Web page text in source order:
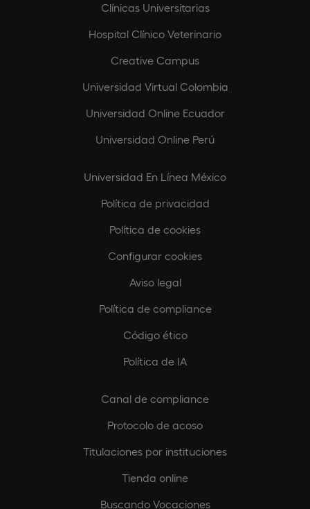
Clínicas Universitarias
Hospital Clínico Veterinario
Creative Campus
Universidad Virtual Colombia
Universidad Online Ecuador
Universidad Online Perú
Universidad En Línea México
Política de privacidad
Política de cookies
Configurar cookies
Aviso legal
Política de compliance
Código ético
Política de IA
Canal de compliance
Protocolo de acoso
Titulaciones por instituciones
Tienda online
Buscando Vocaciones